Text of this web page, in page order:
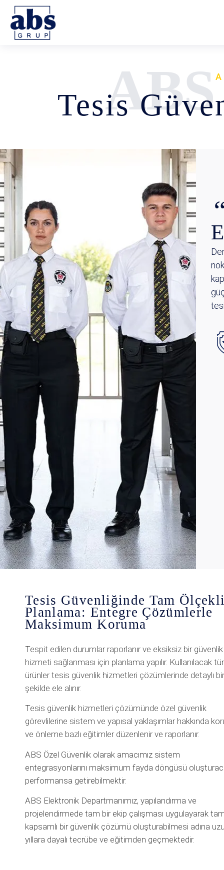
Tesis
Tesis Güvenliğinde Tam
Planlama: Entegre Çözümlerle
Maksimum Koruma
Tespit edilen durumlar raporlanır ve eksiksiz bir güvenlik
hizmeti sağlanması için planlama yapılır. Kullanılacak
ürünler tesis güvenlik hizmetleri çözümlerinde detaylı bir
şekilde ele alınır.
Tesis güvenlik hizmetleri çözümünde özel güvenlik
görevlilerine sistem ve yapısal yaklaşımlar hakkında
ve önleme bazlı eğitimler düzenlenir ve raporlanır.
ABS Özel Güvenlik olarak amacımız sistem
entegrasyonlarını maksimum fayda döngüsü
performansa getirebilmektir.
ABS Elektronik Departmanımız, yapılandırma ve
projelendirmede tam bir ekip çalışması uygulayarak
kapsamlı bir güvenlik çözümü oluşturabilmesi adına
yıllara dayalı tecrübe ve eğitimden geçmektedir.